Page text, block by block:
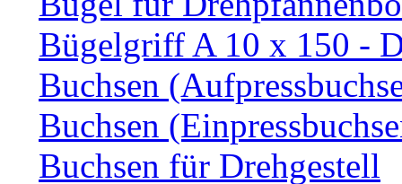
Bügelgriff A 10 x 150 -
Buchsen
Buchsen
Buchsen für Drehgestell